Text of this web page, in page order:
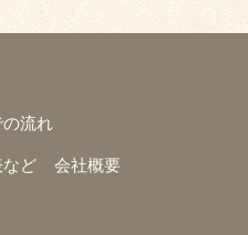
の流れ
ど 会社概要